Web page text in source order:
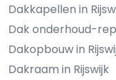
Dakkapellen in
Dak onderhoud-
Dakopbouw in
Dakraam in Rijswijk